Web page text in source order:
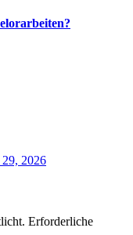
2026
Erforderliche